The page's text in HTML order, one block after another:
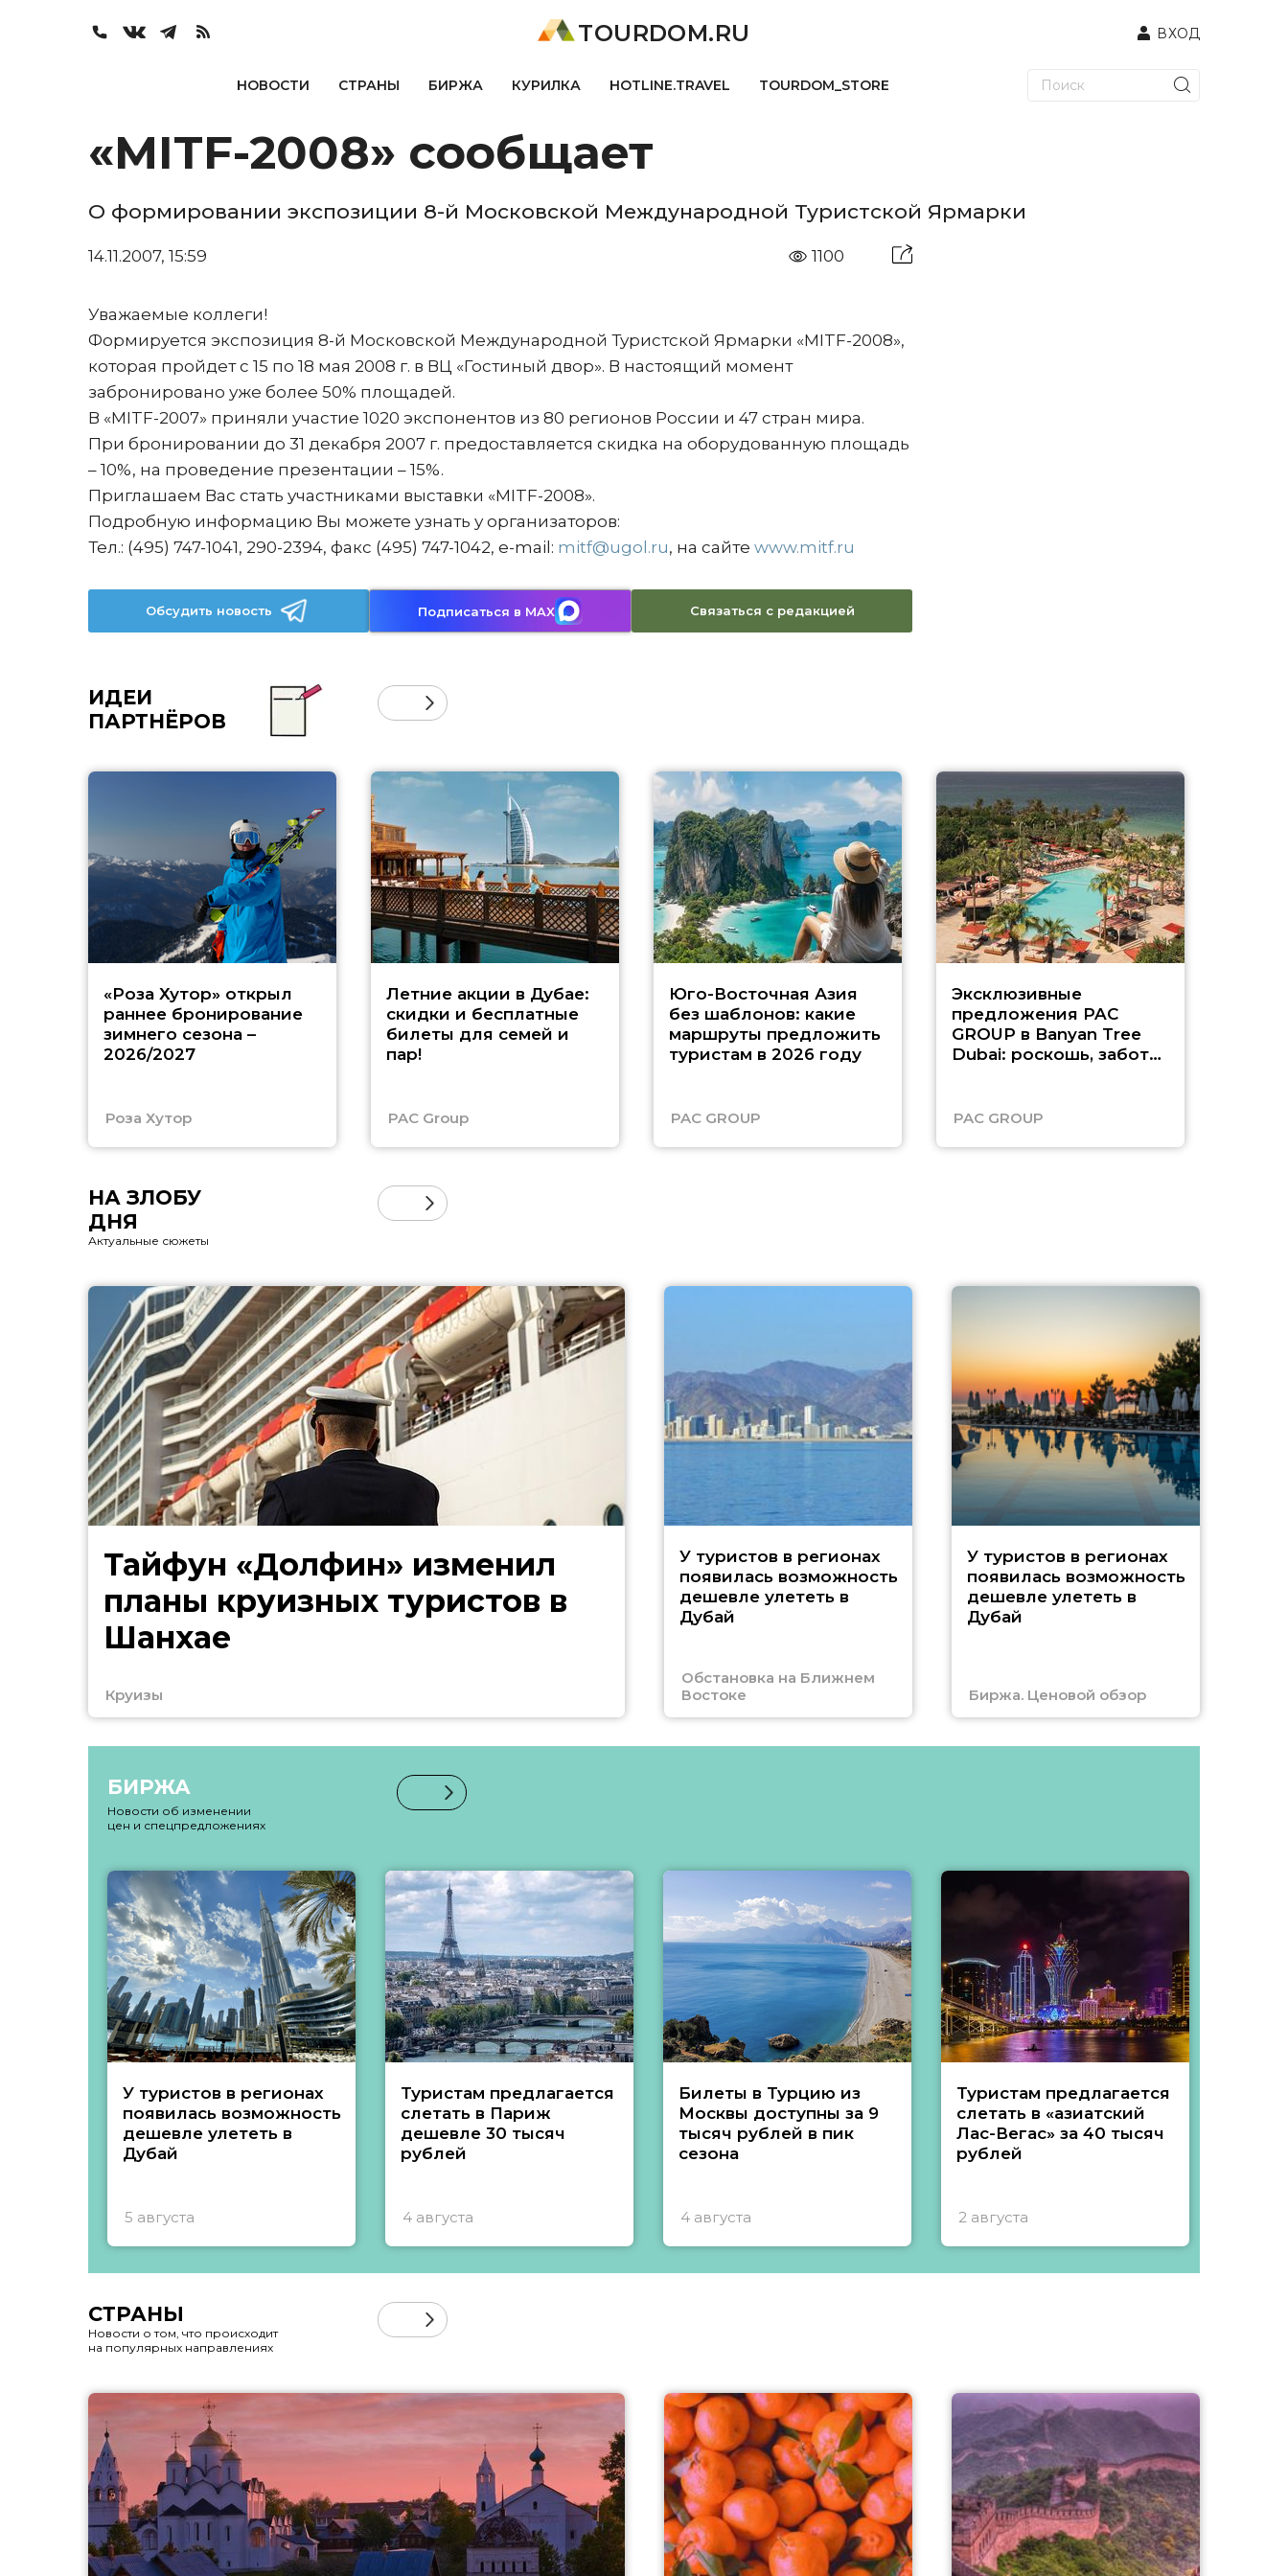
TOURDOM.RU ВХОД
НОВОСТИ СТРАНЫ БИРЖА КУРИЛКА HOTLINE.TRAVEL TOURDOM_STORE
«MITF-2008» сообщает
О формировании экспозиции 8-й Московской Международной Туристской Ярмарки
14.11.2007, 15:59 1100
Уважаемые коллеги!
Формируется экспозиция 8-й Московской Международной Туристской Ярмарки «MITF-2008»,
которая пройдет с 15 по 18 мая 2008 г. в ВЦ «Гостиный двор». В настоящий момент
забронировано уже более 50% площадей.
В «MITF-2007» приняли участие 1020 экспонентов из 80 регионов России и 47 стран мира.
При бронировании до 31 декабря 2007 г. предоставляется скидка на оборудованную площадь
– 10%, на проведение презентации – 15%.
Приглашаем Вас стать участниками выставки «MITF-2008».
Подробную информацию Вы можете узнать у организаторов:
Тел.: (495) 747-1041, 290-2394, факс (495) 747-1042, e-mail: mitf@ugol.ru, на сайте www.mitf.ru
Обсудить новость Подписаться в MAX Связаться с редакцией
ИДЕИ
ПАРТНЁРОВ
«Роза Хутор» открыл
раннее бронирование
зимнего сезона –
2026/2027
Роза Хутор
Летние акции в Дубае:
скидки и бесплатные
билеты для семей и
пар!
PAC Group
Юго-Восточная Азия
без шаблонов: какие
маршруты предложить
туристам в 2026 году
PAC GROUP
Эксклюзивные
предложения PAC
GROUP в Banyan Tree
Dubai: роскошь, забота
PAC GROUP
НА ЗЛОБУ
ДНЯ
Актуальные сюжеты
Тайфун «Долфин» изменил
планы круизных туристов в
Шанхае
Круизы
У туристов в регионах
появилась возможность
дешевле улететь в
Дубай
Обстановка на Ближнем
Востоке
У туристов в регионах
появилась возможность
дешевле улететь в
Дубай
Биржа. Ценовой обзор
БИРЖА
Новости об изменении
цен и спецпредложениях
У туристов в регионах
появилась возможность
дешевле улететь в
Дубай
5 августа
Туристам предлагается
слетать в Париж
дешевле 30 тысяч
рублей
4 августа
Билеты в Турцию из
Москвы доступны за 9
тысяч рублей в пик
сезона
4 августа
Туристам предлагается
слетать в «азиатский
Лас-Вегас» за 40 тысяч
рублей
2 августа
СТРАНЫ
Новости о том, что происходит
на популярных направлениях